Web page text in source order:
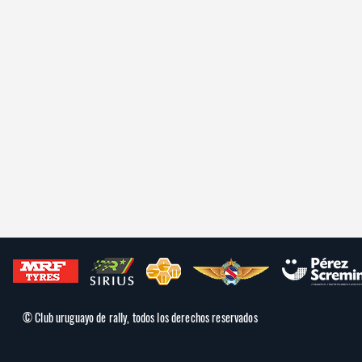
© Club uruguayo de rally, todos los derechos reservados